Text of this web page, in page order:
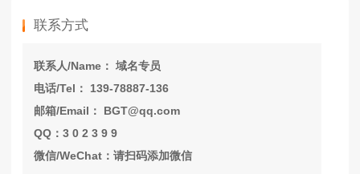
联系方式
联系人/Name： 域名专员
电话/Tel： 139-78887-136
邮箱/Email： BGT@qq.com
QQ：3 0 2 3 9 9
微信/WeChat：请扫码添加微信